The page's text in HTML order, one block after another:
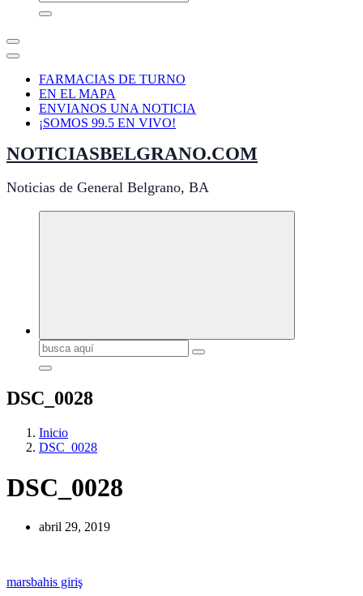
FARMACIAS DE TURNO
EN EL MAPA
ENVIANOS UNA NOTICIA
¡SOMOS 99.5 EN VIVO!
NOTICIASBELGRANO.COM
Noticias de General Belgrano, BA
Buscar:
DSC_0028
Inicio
DSC_0028
DSC_0028
abril 29, 2019
marsbahis giriş